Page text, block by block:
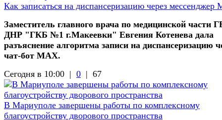
Как записаться на диспансеризацию через
Заместитель главного врача по медицинской части
ДНР "ГКБ №1 г.Макеевки" Евгения Котенева дала
разъяснение алгоритма записи на диспансеризацию
чат-бот МАХ.
Сегодня в 10:00 | 0 | 67
В Мариуполе завершены работы по комплексному
благоустройству дворового пространства